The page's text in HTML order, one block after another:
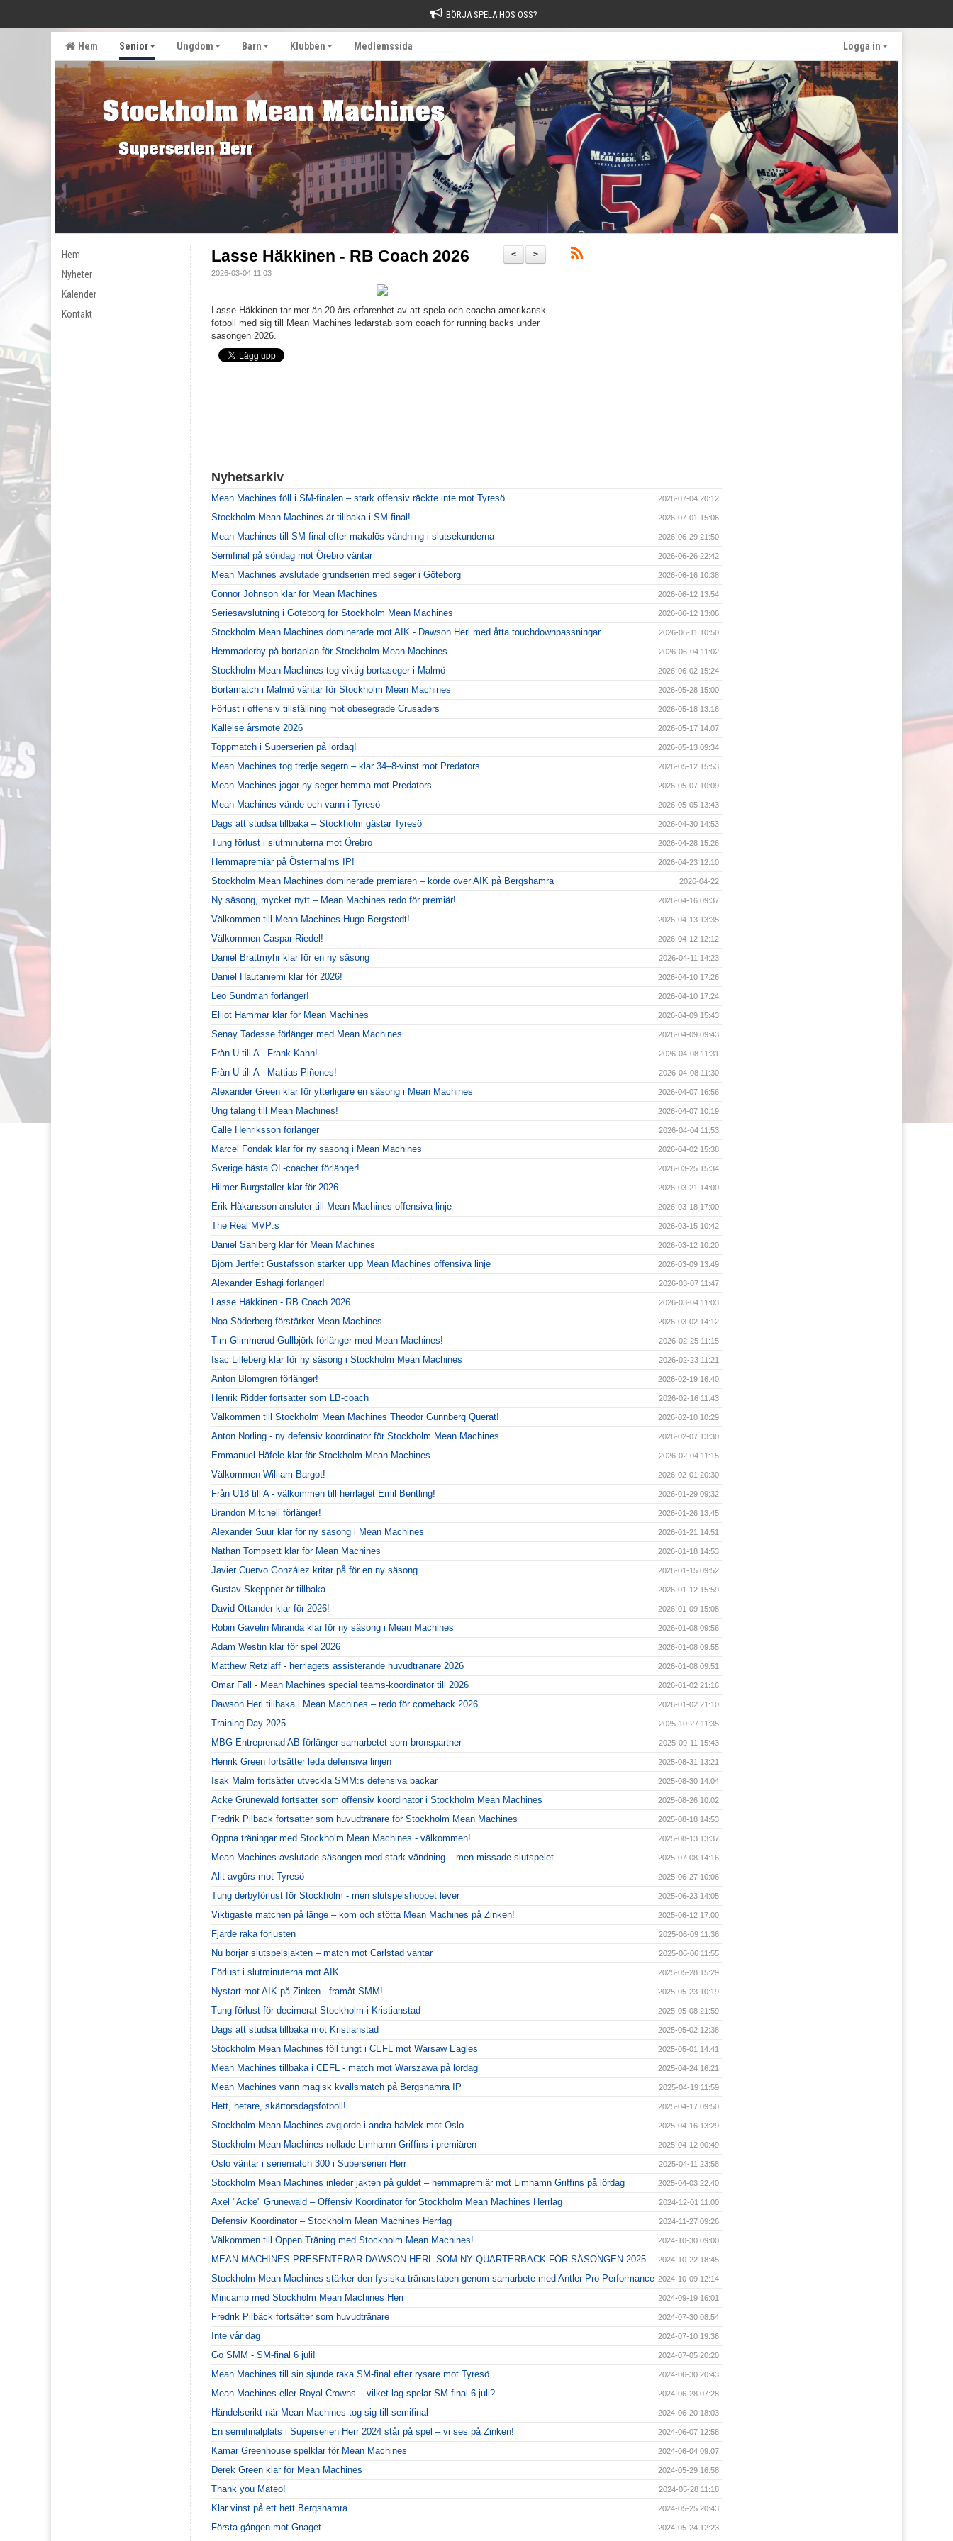
BÖRJA SPELA HOS OSS?
Hem Senior Ungdom Barn Klubben Medlemssida Logga in
Hem
Nyheter
Kalender
Kontakt
>
<
Lasse Häkkinen - RB Coach 2026
2026-03-04 11:03
Lasse Häkkinen tar mer än 20 års erfarenhet av att spela och coacha amerikansk
fotboll med sig till Mean Machines ledarstab som coach för running backs under
säsongen 2026.
Nyhetsarkiv
Mean Machines föll i SM-finalen – stark offensiv räckte inte mot Tyresö 2026-07-04 20:12
Stockholm Mean Machines är tillbaka i SM-final! 2026-07-01 15:06
Mean Machines till SM-final efter makalös vändning i slutsekunderna 2026-06-29 21:50
Semifinal på söndag mot Örebro väntar 2026-06-26 22:42
Mean Machines avslutade grundserien med seger i Göteborg 2026-06-16 10:38
Connor Johnson klar för Mean Machines 2026-06-12 13:54
Seriesavslutning i Göteborg för Stockholm Mean Machines 2026-06-12 13:06
Stockholm Mean Machines dominerade mot AIK - Dawson Herl med åtta touchdownpassningar 2026-06-11 10:50
Hemmaderby på bortaplan för Stockholm Mean Machines 2026-06-04 11:02
Stockholm Mean Machines tog viktig bortaseger i Malmö 2026-06-02 15:24
Bortamatch i Malmö väntar för Stockholm Mean Machines 2026-05-28 15:00
Förlust i offensiv tillställning mot obesegrade Crusaders 2026-05-18 13:16
Kallelse årsmöte 2026 2026-05-17 14:07
Toppmatch i Superserien på lördag! 2026-05-13 09:34
Mean Machines tog tredje segern – klar 34–8-vinst mot Predators 2026-05-12 15:53
Mean Machines jagar ny seger hemma mot Predators 2026-05-07 10:09
Mean Machines vände och vann i Tyresö 2026-05-05 13:43
Dags att studsa tillbaka – Stockholm gästar Tyresö 2026-04-30 14:53
Tung förlust i slutminuterna mot Örebro 2026-04-28 15:26
Hemmapremiär på Östermalms IP! 2026-04-23 12:10
Stockholm Mean Machines dominerade premiären – körde över AIK på Bergshamra 2026-04-22
Ny säsong, mycket nytt – Mean Machines redo för premiär! 2026-04-16 09:37
Välkommen till Mean Machines Hugo Bergstedt! 2026-04-13 13:35
Välkommen Caspar Riedel! 2026-04-12 12:12
Daniel Brattmyhr klar för en ny säsong 2026-04-11 14:23
Daniel Hautaniemi klar för 2026! 2026-04-10 17:26
Leo Sundman förlänger! 2026-04-10 17:24
Elliot Hammar klar för Mean Machines 2026-04-09 15:43
Senay Tadesse förlänger med Mean Machines 2026-04-09 09:43
Från U till A - Frank Kahn! 2026-04-08 11:31
Från U till A - Mattias Piñones! 2026-04-08 11:30
Alexander Green klar för ytterligare en säsong i Mean Machines 2026-04-07 16:56
Ung talang till Mean Machines! 2026-04-07 10:19
Calle Henriksson förlänger 2026-04-04 11:53
Marcel Fondak klar för ny säsong i Mean Machines 2026-04-02 15:38
Sverige bästa OL-coacher förlänger! 2026-03-25 15:34
Hilmer Burgstaller klar för 2026 2026-03-21 14:00
Erik Håkansson ansluter till Mean Machines offensiva linje 2026-03-18 17:00
The Real MVP:s 2026-03-15 10:42
Daniel Sahlberg klar för Mean Machines 2026-03-12 10:20
Björn Jertfelt Gustafsson stärker upp Mean Machines offensiva linje 2026-03-09 13:49
Alexander Eshagi förlänger! 2026-03-07 11:47
Lasse Häkkinen - RB Coach 2026 2026-03-04 11:03
Noa Söderberg förstärker Mean Machines 2026-03-02 14:12
Tim Glimmerud Gullbjörk förlänger med Mean Machines! 2026-02-25 11:15
Isac Lilleberg klar för ny säsong i Stockholm Mean Machines 2026-02-23 11:21
Anton Blomgren förlänger! 2026-02-19 16:40
Henrik Ridder fortsätter som LB-coach 2026-02-16 11:43
Välkommen till Stockholm Mean Machines Theodor Gunnberg Querat! 2026-02-10 10:29
Anton Norling - ny defensiv koordinator för Stockholm Mean Machines 2026-02-07 13:30
Emmanuel Häfele klar för Stockholm Mean Machines 2026-02-04 11:15
Välkommen William Bargot! 2026-02-01 20:30
Från U18 till A - välkommen till herrlaget Emil Bentling! 2026-01-29 09:32
Brandon Mitchell förlänger! 2026-01-26 13:45
Alexander Suur klar för ny säsong i Mean Machines 2026-01-21 14:51
Nathan Tompsett klar för Mean Machines 2026-01-18 14:53
Javier Cuervo González kritar på för en ny säsong 2026-01-15 09:52
Gustav Skeppner är tillbaka 2026-01-12 15:59
David Ottander klar för 2026! 2026-01-09 15:08
Robin Gavelin Miranda klar för ny säsong i Mean Machines 2026-01-08 09:56
Adam Westin klar för spel 2026 2026-01-08 09:55
Matthew Retzlaff - herrlagets assisterande huvudtränare 2026 2026-01-08 09:51
Omar Fall - Mean Machines special teams-koordinator till 2026 2026-01-02 21:16
Dawson Herl tillbaka i Mean Machines – redo för comeback 2026 2026-01-02 21:10
Training Day 2025 2025-10-27 11:35
MBG Entreprenad AB förlänger samarbetet som bronspartner 2025-09-11 15:43
Henrik Green fortsätter leda defensiva linjen 2025-08-31 13:21
Isak Malm fortsätter utveckla SMM:s defensiva backar 2025-08-30 14:04
Acke Grünewald fortsätter som offensiv koordinator i Stockholm Mean Machines 2025-08-26 10:02
Fredrik Pilbäck fortsätter som huvudtränare för Stockholm Mean Machines 2025-08-18 14:53
Öppna träningar med Stockholm Mean Machines - välkommen! 2025-08-13 13:37
Mean Machines avslutade säsongen med stark vändning – men missade slutspelet 2025-07-08 14:16
Allt avgörs mot Tyresö 2025-06-27 10:06
Tung derbyförlust för Stockholm - men slutspelshoppet lever 2025-06-23 14:05
Viktigaste matchen på länge – kom och stötta Mean Machines på Zinken! 2025-06-12 17:00
Fjärde raka förlusten 2025-06-09 11:36
Nu börjar slutspelsjakten – match mot Carlstad väntar 2025-06-06 11:55
Förlust i slutminuterna mot AIK 2025-05-28 15:29
Nystart mot AIK på Zinken - framåt SMM! 2025-05-23 10:19
Tung förlust för decimerat Stockholm i Kristianstad 2025-05-08 21:59
Dags att studsa tillbaka mot Kristianstad 2025-05-02 12:38
Stockholm Mean Machines föll tungt i CEFL mot Warsaw Eagles 2025-05-01 14:41
Mean Machines tillbaka i CEFL - match mot Warszawa på lördag 2025-04-24 16:21
Mean Machines vann magisk kvällsmatch på Bergshamra IP 2025-04-19 11:59
Hett, hetare, skärtorsdagsfotboll! 2025-04-17 09:50
Stockholm Mean Machines avgjorde i andra halvlek mot Oslo 2025-04-16 13:29
Stockholm Mean Machines nollade Limhamn Griffins i premiären 2025-04-12 00:49
Oslo väntar i seriematch 300 i Superserien Herr 2025-04-11 23:58
Stockholm Mean Machines inleder jakten på guldet – hemmapremiär mot Limhamn Griffins på lördag 2025-04-03 22:40
Axel "Acke" Grünewald – Offensiv Koordinator för Stockholm Mean Machines Herrlag 2024-12-01 11:00
Defensiv Koordinator – Stockholm Mean Machines Herrlag 2024-11-27 09:26
Välkommen till Öppen Träning med Stockholm Mean Machines! 2024-10-30 09:00
MEAN MACHINES PRESENTERAR DAWSON HERL SOM NY QUARTERBACK FÖR SÄSONGEN 2025 2024-10-22 18:45
Stockholm Mean Machines stärker den fysiska tränarstaben genom samarbete med Antler Pro Performance 2024-10-09 12:14
Mincamp med Stockholm Mean Machines Herr 2024-09-19 16:01
Fredrik Pilbäck fortsätter som huvudtränare 2024-07-30 08:54
Inte vår dag 2024-07-10 19:36
Go SMM - SM-final 6 juli! 2024-07-05 20:20
Mean Machines till sin sjunde raka SM-final efter rysare mot Tyresö 2024-06-30 20:43
Mean Machines eller Royal Crowns – vilket lag spelar SM-final 6 juli? 2024-06-28 07:28
Händelserikt när Mean Machines tog sig till semifinal 2024-06-20 18:03
En semifinalplats i Superserien Herr 2024 står på spel – vi ses på Zinken! 2024-06-07 12:58
Kamar Greenhouse spelklar för Mean Machines 2024-06-04 09:07
Derek Green klar för Mean Machines 2024-05-29 16:58
Thank you Mateo! 2024-05-28 11:18
Klar vinst på ett hett Bergshamra 2024-05-25 20:43
Första gången mot Gnaget 2024-05-24 12:23